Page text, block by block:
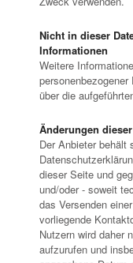
Nicht in dieser
Informationen
Weitere
über die
Änderungen
Der Anbieter behält
dieser Seite und
und/oder - soweit
das Versenden
vorliegende
Nutzern wird daher
aufzurufen und